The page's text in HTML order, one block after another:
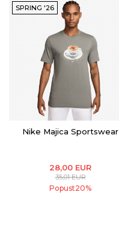
SPRING '26
Nike Majica Sportswear
28,00 EUR
35,01EUR
Popust20%